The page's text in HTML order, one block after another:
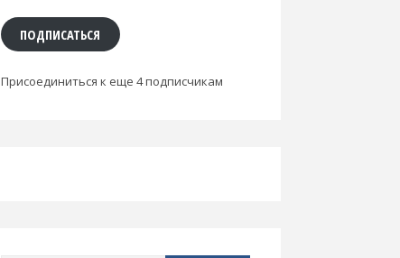
ПОДПИСАТЬСЯ
Присоединиться к еще 4 подписчикам